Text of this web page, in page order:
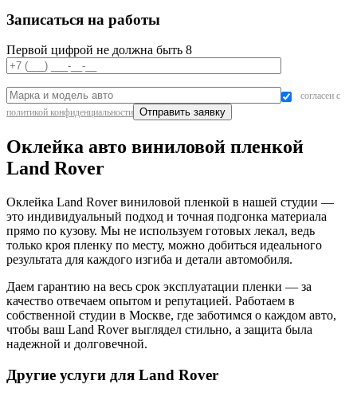
Записаться на работы
Первой цифрой не должна быть 8
согласен с
политикой конфиденциальности
Оклейка авто виниловой пленкой
Land Rover
Оклейка Land Rover виниловой пленкой в нашей студии —
это индивидуальный подход и точная подгонка материала
прямо по кузову. Мы не используем готовых лекал, ведь
только кроя пленку по месту, можно добиться идеального
результата для каждого изгиба и детали автомобиля.
Даем гарантию на весь срок эксплуатации пленки — за
качество отвечаем опытом и репутацией. Работаем в
собственной студии в Москве, где заботимся о каждом авто,
чтобы ваш Land Rover выглядел стильно, а защита была
надежной и долговечной.
Другие услуги для Land Rover